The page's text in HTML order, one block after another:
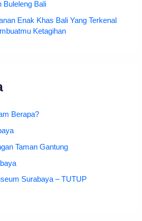
Buleleng Bali
Enak Khas Bali Yang Terkenal
Ketagihan
Berapa?
Taman Gantung
Surabaya – TUTUP